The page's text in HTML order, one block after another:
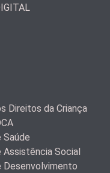
Direitos da Criança
Saúde
Social
Desenvolvimento